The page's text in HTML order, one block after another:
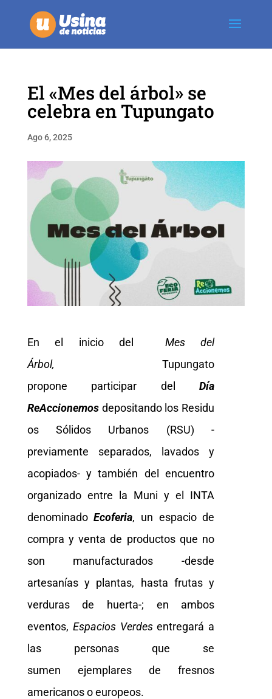
El «Mes del árbol» se
celebra en Tupungato
Ago 6, 2025
En el inicio del Mes del
Árbol, Tupungato
propone participar delDía
ReAccionemos depositando los Residu
os Sólidos Urbanos (RSU) -
previamente separados, lavados y
acopiados- y también del encuentro
organizado entre la Muni y el INTA
denominadoEcoferia, un espacio de
compra y venta de productos que no
son manufacturados -desde
artesanías y plantas, hasta frutas y
verduras de huerta-; en ambos
eventos, Espacios Verdesentregará a
las personas que se
sumen ejemplares de fresnos
americanos o europeos.